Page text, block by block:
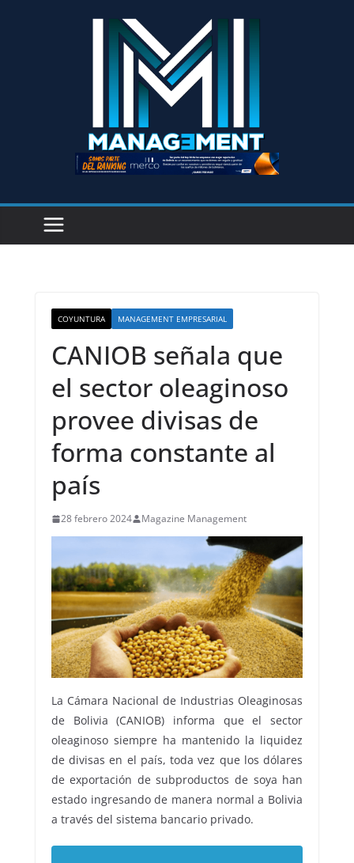
COYUNTURA MANAGEMENT EMPRESARIAL
CANIOB señala que
el sector oleaginoso
provee divisas de
forma constante al
país
28 febrero 2024 Magazine Management
La Cámara Nacional de Industrias Oleaginosas
de Bolivia (CANIOB) informa que el sector
oleaginoso siempre ha mantenido la liquidez
de divisas en el país, toda vez que los dólares
de exportación de subproductos de soya han
estado ingresando de manera normal a Bolivia
a través del sistema bancario privado.